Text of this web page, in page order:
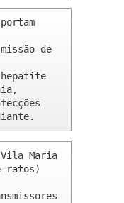
de
Vila Maria
ratos)